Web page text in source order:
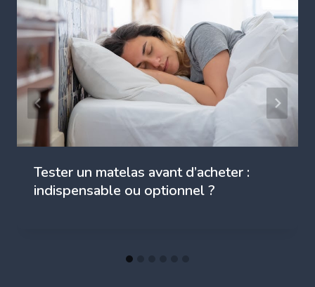
Tester un matelas avant d’acheter :
indispensable ou optionnel ?